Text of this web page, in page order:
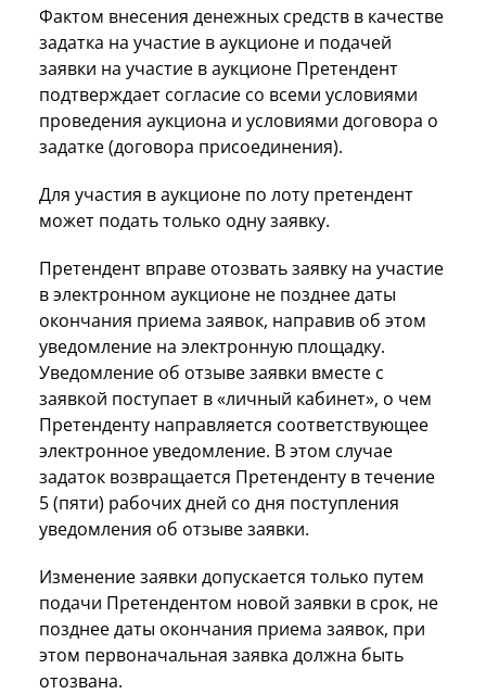
Фактом внесения денежных средств в качестве
задатка на участие в аукционе и подачей
заявки на участие в аукционе Претендент
подтверждает согласие со всеми условиями
проведения аукциона и условиями договора о
задатке (договора присоединения).
Для участия в аукционе по лоту претендент
может подать только одну заявку.
Претендент вправе отозвать заявку на участие
в электронном аукционе не позднее даты
окончания приема заявок, направив об этом
уведомление на электронную площадку.
Уведомление об отзыве заявки вместе с
заявкой поступает в «личный кабинет», о чем
Претенденту направляется соответствующее
электронное уведомление. В этом случае
задаток возвращается Претенденту в течение
5 (пяти) рабочих дней со дня поступления
уведомления об отзыве заявки.
Изменение заявки допускается только путем
подачи Претендентом новой заявки в срок, не
позднее даты окончания приема заявок, при
этом первоначальная заявка должна быть
отозвана.